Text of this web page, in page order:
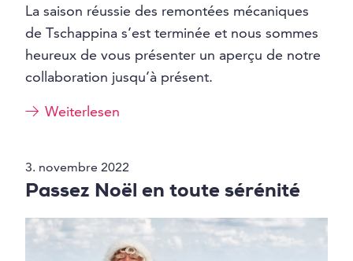
La saison réussie des remontées mécaniques
de Tschappina s’est terminée et nous sommes
heureux de vous présenter un aperçu de notre
collaboration jusqu’à présent.
Weiterlesen
3. novembre 2022
Passez Noël en toute sérénité